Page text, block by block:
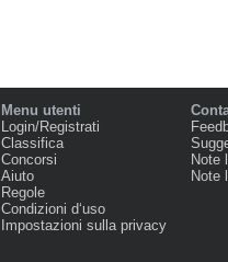
Menu utenti
Login/Registrati
Classifica
Concorsi
Aiuto
Regole
Condizioni d‘uso
Impostazioni sulla privacy
Note
Note